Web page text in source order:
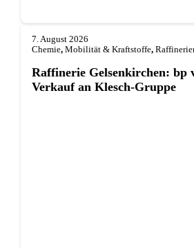
7. August 2026
Chemie, Mobilität & Kraftstoffe,
Raffinerie Gelsenkirchen: bp
Verkauf an Klesch-Gruppe